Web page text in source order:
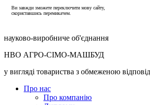
Ви завжди зможете переключити мову сайту,
скориставшись перемикачем.
науково-виробниче об'єднання
НВО АГРО-СІМО-МАШБУД
у вигляді товариства з обмеженою
Про нас
Про компанію